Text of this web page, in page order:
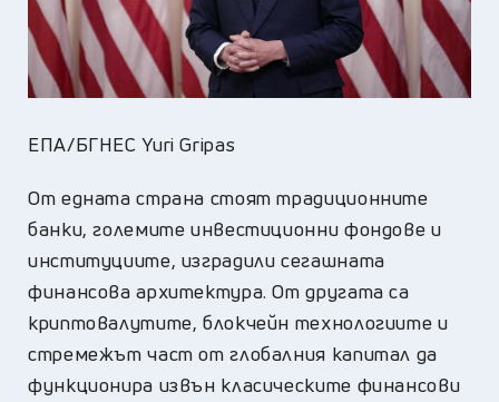
ЕПА/БГНЕС Yuri Gripas
От едната страна стоят традиционните
банки, големите инвестиционни фондове и
институциите, изградили сегашната
финансова архитектура. От другата са
криптовалутите, блокчейн технологиите и
стремежът част от глобалния капитал да
функционира извън класическите финансови